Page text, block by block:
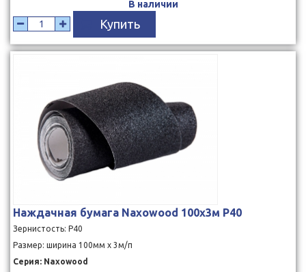
В наличии
Купить
Наждачная бумага Naxowood 100x3м P40
Зернистость: P40
Размер: ширина 100мм x 3м/п
Серия: Naxowood